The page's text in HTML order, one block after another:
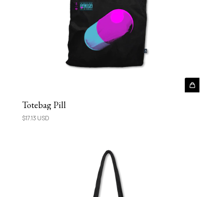
Totebag Pill
$17.13 USD